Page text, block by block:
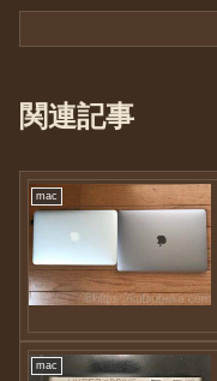
関連記事
mac
mac